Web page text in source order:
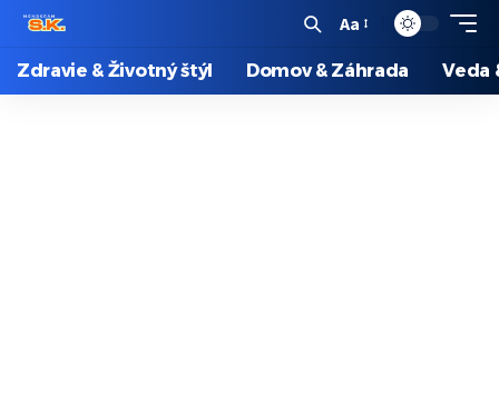
Aa
Zdravie & Životný štýl Domov & Záhrada Veda